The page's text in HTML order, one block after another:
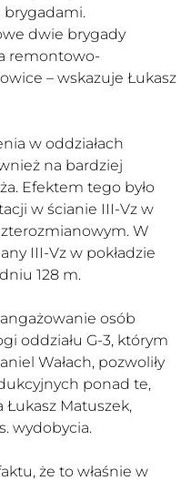
dwie brygady
remontowo-
– wskazuje Łukasz
w oddziałach
na bardziej
Efektem tego było
w ścianie III-Vz w
W
III-Vz w pokładzie
128 m.
osób
oddziału G-3, którym
Wałach, pozwoliły
ponad te,
Łukasz Matuszek,
wydobycia.
że to właśnie w